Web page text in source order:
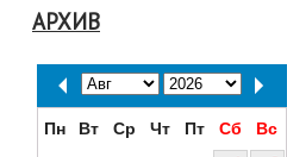
АРХИВ
Пн Вт Ср Чт Пт Сб
Вс